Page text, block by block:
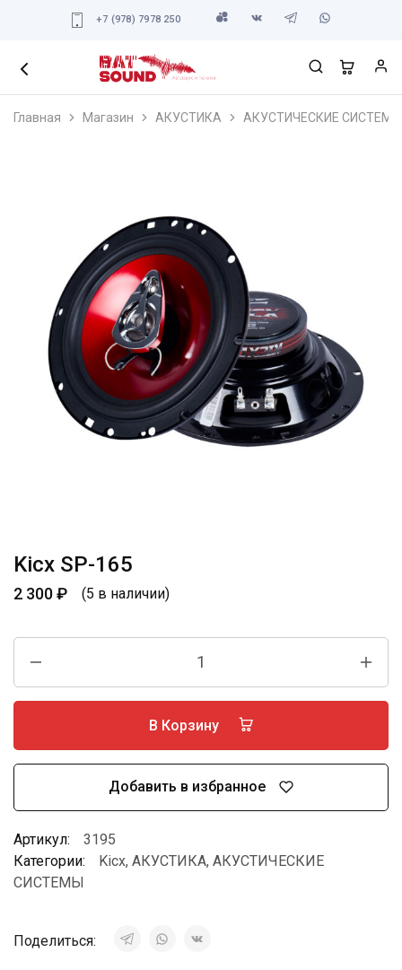
+7 (978) 7978 250
Главная Магазин АКУСТИКА АКУСТИЧЕСКИЕ СИСТЕМЫ
Kicx SP-165
2 300₽ (5 в наличии)
В Корзину
Добавить в избранное
Артикул:
3195
Категории:
Kicx, АКУСТИКА, АКУСТИЧЕСКИЕ
СИСТЕМЫ
Поделиться: